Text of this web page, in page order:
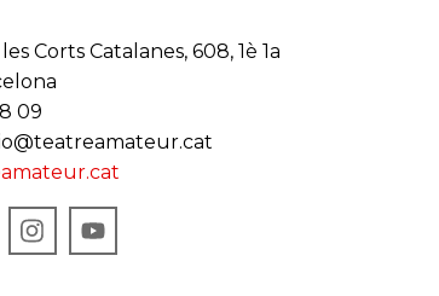
Corts Catalanes, 608, 1è 1a
09